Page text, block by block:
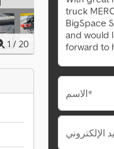
1 / 20
الاسم*